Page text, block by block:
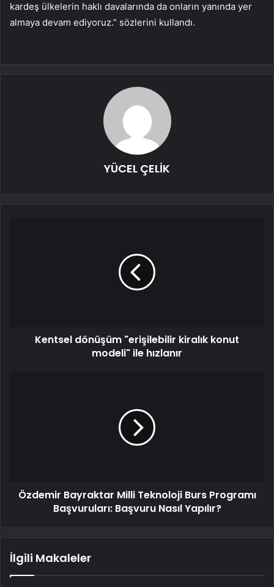
kardeş ülkelerin haklı davalarında da onların yanında yer
almaya devam ediyoruz.” sözlerini kullandı.
YÜCEL ÇELİK
Kentsel dönüşüm "erişilebilir kiralık konut
modeli" ile hızlanır
Özdemir Bayraktar Milli Teknoloji Burs Programı
Başvuruları: Başvuru Nasıl Yapılır?
İlgili Makaleler